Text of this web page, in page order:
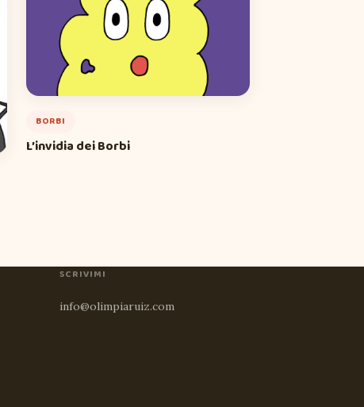
BORBI
L’invidia dei Borbi
SCRIVIMI
info@olimpiaruiz.com